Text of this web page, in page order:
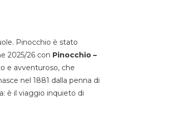
Pinocchio è stato
2025/26 con Pinocchio –
e avventuroso, che
nel 1881 dalla penna di
è il viaggio inquieto di